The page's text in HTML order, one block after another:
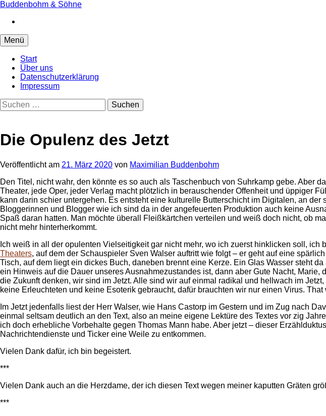
Springe
Inhalt
Buddenbohm & Söhne
Menü
Start
Über uns
Datenschutzerklärung
Impressum
Suchen
nach:
Die Opulenz des Jetzt
Veröffentlichtam 21. März 2020 von Maximilian Buddenbohm
Den Titel, nicht wahr, den könnte es so auch als Taschenbuch von Suhrkamp gebe. Aber
Theater, jede Oper, jeder Verlag macht plötzlich in berauschender Offenheit und üppiger
kann darin schier untergehen. Es entsteht eine kulturelle Butterschicht im Digitalen, an
Bloggerinnen und Blogger wie ich sind da in der angefeuerten Produktion auch keine
Spaß daran hatten. Man möchte überall Fleißkärtchen verteilen und weiß doch nicht, ob
nicht mehr hinterherkommt.
Ich weiß in all der opulenten Vielseitigkeit gar nicht mehr, wo ich zuerst hinklicken soll,
Theaters, auf dem der Schauspieler Sven Walser auftritt wie folgt – er geht auf eine
Tisch, auf dem liegt ein dickes Buch, daneben brennt eine Kerze. Ein Glas Wasser steht
ein Hinweis auf die Dauer unseres Ausnahmezustandes ist, dann aber Gute Nacht,
die Zukunft denken, wir sind im Jetzt. Alle sind wir auf einmal radikal und hellwach im
keine Erleuchteten und keine Esoterik gebraucht, dafür brauchten wir nur einen Virus. That
Im Jetzt jedenfalls liest der Herr Walser, wie Hans Castorp im Gestern und im Zug nach
einmal seltsam deutlich an den Text, also an meine eigene Lektüre des Textes vor zig
ich doch erhebliche Vorbehalte gegen Thomas Mann habe. Aber jetzt – dieser
Nachrichtendienste und Ticker eine Weile zu entkommen.
Vielen Dank dafür, ich bin begeistert.
***
Vielen Dank auch an die Herzdame, der ich diesen Text wegen meiner kaputten Gräten
***